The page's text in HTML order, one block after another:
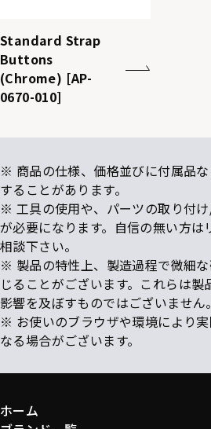
Standard Strap
Buttons
(Chrome) [AP-
0670-010]
※ 商品の仕様、価格並びに付属品
することがあります。
※ 工具の使用や、パーツの取り付
が必要になります。自信の無い方は
相談下さい。
※ 製品の特性上、製造過程で微細
じることがございます。これらは製
影響を及ぼすものではございません。
※ お使いのブラウザや環境により
なる場合がございます。
ホーム